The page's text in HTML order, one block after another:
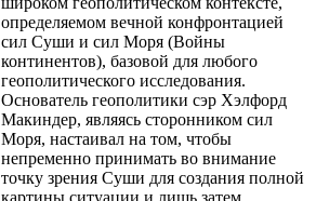
определяемом вечной конфронтацией
сил Суши и сил Моря (Войны
континентов), базовой для любого
геополитического исследования.
Основатель геополитики сэр Хэлфорд
Макиндер, являясь сторонником сил
Моря, настаивал на том, чтобы
непременно принимать во внимание
точку зрения Суши для создания полной
картины ситуации и лишь затем